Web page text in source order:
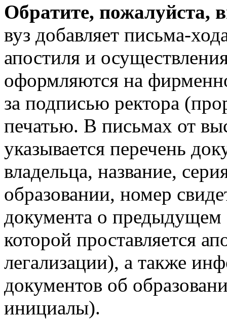
Обратите, пожалуйста,
вуз добавляет письма-
апостиля и
оформляются на
за подписью ректора
печатью. В письмах от
указывается перечень
владельца, название,
образовании, номер
документа о предыдущем
которой проставляется
легализации), а также
документов об
инициалы).